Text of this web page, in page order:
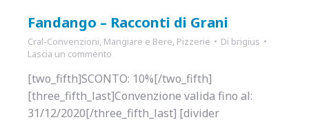
Fandango – Racconti di Grani
Cral-Convenzioni, Mangiare e Bere, Pizzerie Di brigius
Lascia un commento
[two_fifth]SCONTO: 10%[/two_fifth]
[three_fifth_last]Convenzione valida fino al:
31/12/2020[/three_fifth_last] [divider